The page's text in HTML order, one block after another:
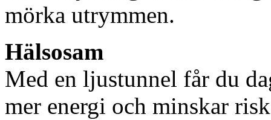
mörka utrymmen.
Hälsosam
Med en ljustunnel får du
mer energi och minskar